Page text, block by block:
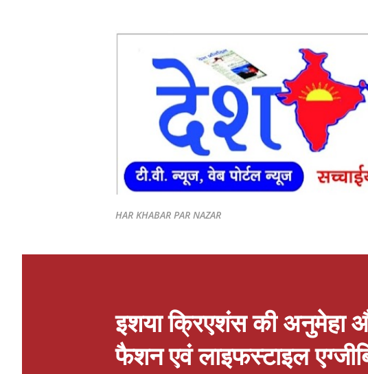
HAR KHABAR PAR NAZAR
इशया क्रिएशंस की अनुमेहा और
फैशन एवं लाइफस्टाइल